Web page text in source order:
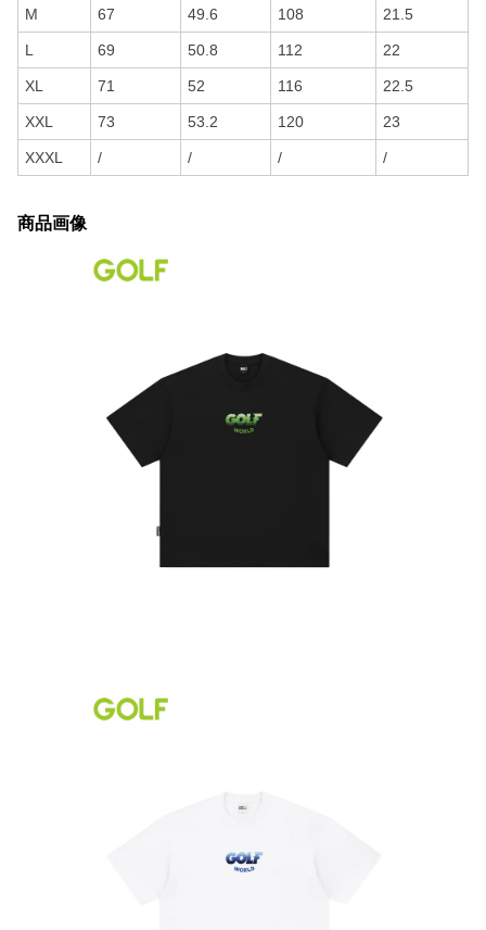
M 67 49.6 108 21.5
L 69 50.8 112 22
XL 71 52 116 22.5
XXL 73 53.2 120 23
XXXL / / / /
商品画像